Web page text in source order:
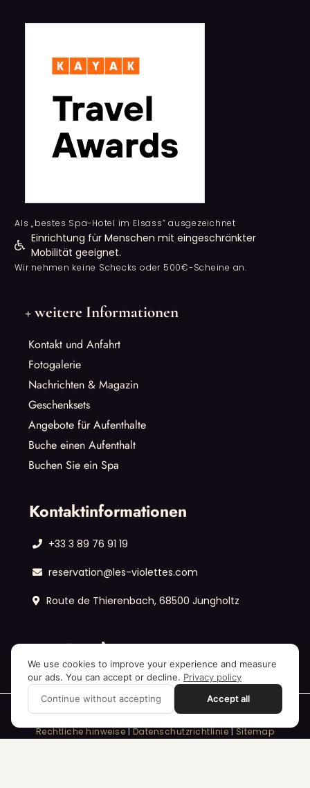
Als „bestes Spa-Hotel im Elsass” ausgezeichnet
Einrichtung für Menschen mit eingeschränkter
Mobilität geeignet.
Wir nehmen keine Schecks oder 500€-Scheine an.
+ weitere Informationen
Kontakt und Anfahrt
Fotogalerie
Nachrichten & Magazin
Geschenksets
Angebote für Aufenthalte
Buche einen Aufenthalt
Buchen Sie ein Spa
Kontaktinformationen
+33 3 89 76 91 19
reservation@les-violettes.com
Route de Thierenbach, 68500 Jungholtz
Rechtliche hinweise|Datenschutzrichtlinie|Sitemap
We use cookies to improve your experience and measure
our ads. You can accept or decline. Privacy policy
Continue without accepting
Accept all